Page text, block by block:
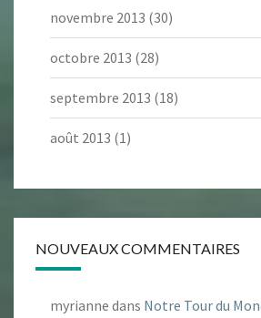
novembre 2013 (30)
octobre 2013 (28)
septembre 2013 (18)
août 2013 (1)
NOUVEAUX COMMENTAIRES
myrianne dans Notre Tour du